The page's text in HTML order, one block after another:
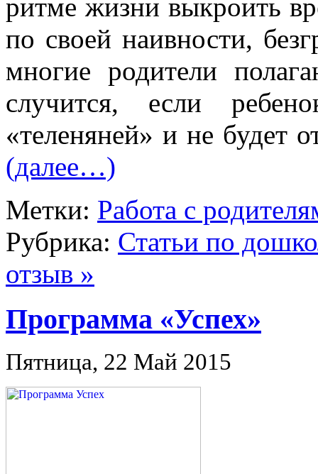
ритме жизни выкроить
по своей наивности,
многие родители
случится, если
«теленяней» и не будет
(далее…)
Метки: Работа с
Рубрика: Статьи по
отзыв »
Программа «Успех»
Пятница, 22 Май 2015